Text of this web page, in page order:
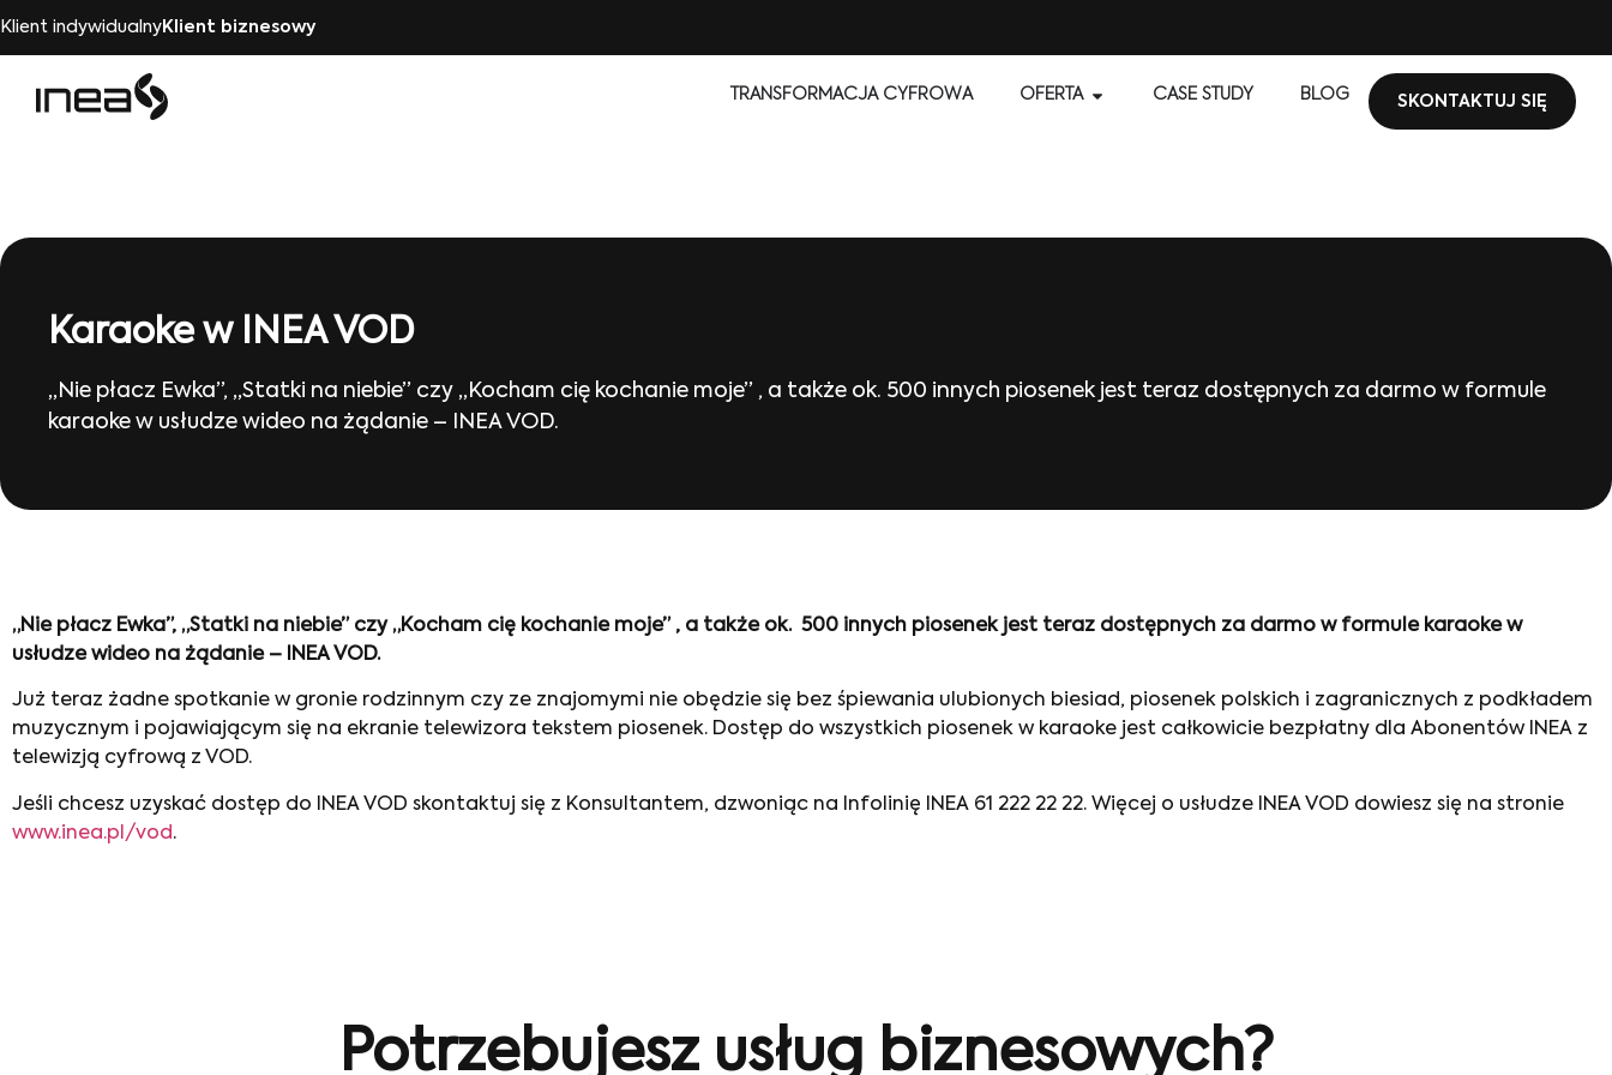
Klient indywidualnyKlient biznesowy
TRANSFORMACJA CYFROWA OFERTA CASE STUDY BLOG SKONTAKTUJ SIĘ
Karaoke w INEA VOD
„Nie płacz Ewka”, „Statki na niebie” czy „Kocham cię kochanie moje” , a także ok. 500 innych piosenek jest teraz dostępnych za darmo w formule
karaoke w usłudze wideo na żądanie – INEA VOD.
„Nie płacz Ewka”, „Statki na niebie” czy „Kocham cię kochanie moje” , a także ok. 500 innych piosenek jest teraz dostępnych za darmo w formule karaoke w
usłudze wideo na żądanie – INEA VOD.
Już teraz żadne spotkanie w gronie rodzinnym czy ze znajomymi nie obędzie się bez śpiewania ulubionych biesiad, piosenek polskich i zagranicznych z podkładem
muzycznym i pojawiającym się na ekranie telewizora tekstem piosenek. Dostęp do wszystkich piosenek w karaoke jest całkowicie bezpłatny dla Abonentów INEA z
telewizją cyfrową z VOD.
Jeśli chcesz uzyskać dostęp do INEA VOD skontaktuj się z Konsultantem, dzwoniąc na Infolinię INEA 61 222 22 22. Więcej o usłudze INEA VOD dowiesz się na stronie
www.inea.pl/vod.
Potrzebujesz usług biznesowych?